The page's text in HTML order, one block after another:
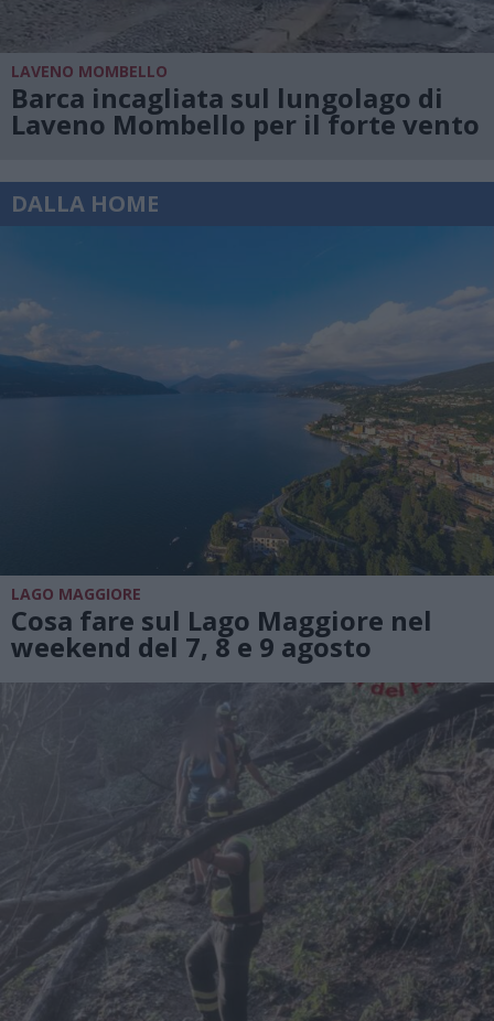
LAVENO MOMBELLO
Barca incagliata sul lungolago di
Laveno Mombello per il forte vento
DALLA HOME
LAGO MAGGIORE
Cosa fare sul Lago Maggiore nel
weekend del 7, 8 e 9 agosto